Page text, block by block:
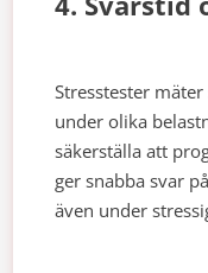
Stresstester
under olika
säkerställa att
ger snabba svar
även under